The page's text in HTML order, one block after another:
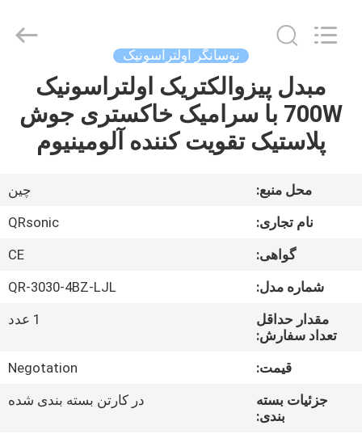
خانه
محصولات
درباره
کارخانه
کیفیت
Equipment
Co.,Ltd.
نوسانگر اولتراسونیک
مبدل پیزوالکتریک اولتراسونیک
700W با سرامیک خاکستری جوش
پلاستیک تقویت کننده آلومینیوم
محل منبع:
چين
نام تجاری:
QRsonic
گواهی:
CE
شماره مدل:
QR-3030-4BZ-LJL
مقدار حداقل
تعداد سفارش:
1 عدد
قیمت:
Negotation
جزئیات بسته
بندی:
در کارتن بسته بندی شده